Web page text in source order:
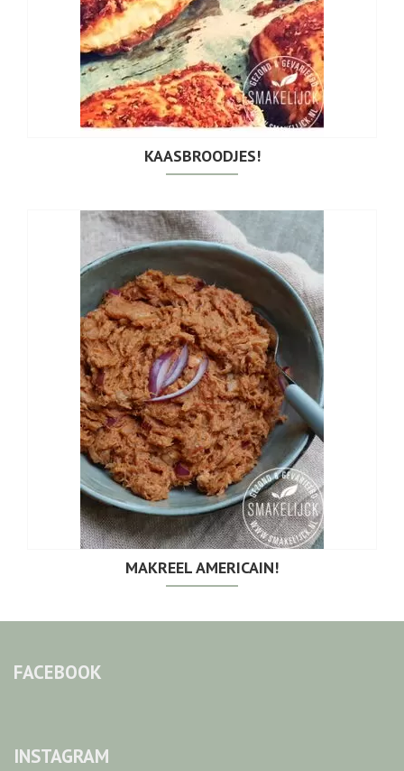
KAASBROODJES!
MAKREEL AMERICAIN!
FACEBOOK
INSTAGRAM